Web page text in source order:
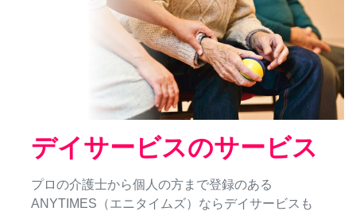
デイサービスのサービス
プロの介護士から個人の方まで登録のある
ANYTIMES（エニタイムズ）ならデイサービスも